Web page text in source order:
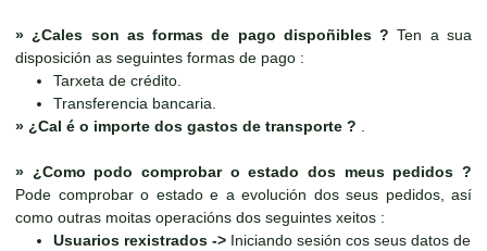
» ¿Cales son as formas de pago dispoñibles ? Ten a sua
disposición as seguintes formas de pago :
Tarxeta de crédito.
Transferencia bancaria.
» ¿Cal é o importe dos gastos de transporte ? .
» ¿Como podo comprobar o estado dos meus pedidos ?
Pode comprobar o estado e a evolución dos seus pedidos, así
como outras moitas operacións dos seguintes xeitos :
Usuarios rexistrados -> Iniciando sesión cos seus datos de